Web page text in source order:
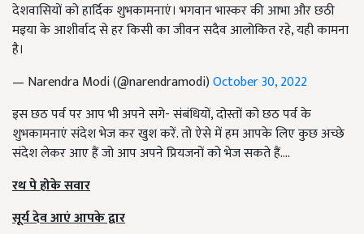
देशवासियों को हार्दिक शुभकामनाएं। भगवान भास्कर की आभा और छठी
मइया के आशीर्वाद से हर किसी का जीवन सदैव आलोकित रहे, यही कामना
है।
— Narendra Modi (@narendramodi)October 30, 2022
इस छठ पर्व पर आप भी अपने सगे- संबंधियों, दोस्तों को छठ पर्व के
शुभकामनाएं संदेश भेज कर खुश करें. तो ऐसे में हम आपके लिए कुछ अच्छे
संदेश लेकर आए हैं जो आप अपने प्रियजनों को भेज सकते हैं....
रथ पे होके सवार
सूर्य देव आएं आपके द्वार